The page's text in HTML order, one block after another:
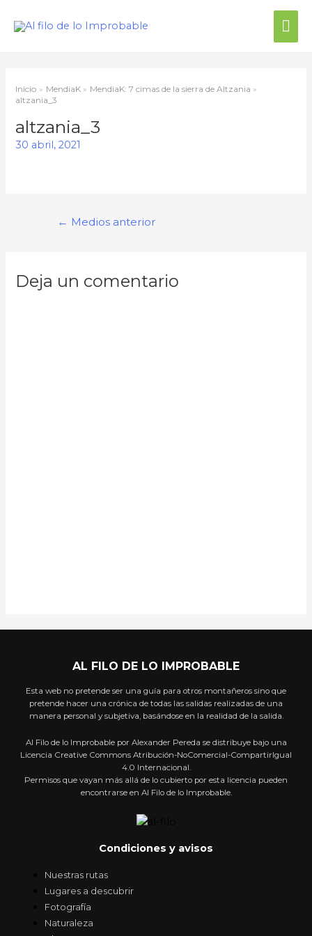
Inicio MendiaK
MendiaK: 7 cimas de la sierra de Altzania
altzania_3
altzania_3
30 abril, 2021
Navegación
← Medios anterior
Deja un comentario
AL FILO DE LO IMPROBABLE
Esta web no pretende ser una guía para otros montañeros sino que
pretende hacer una crónica de todas las salidas realizadas de una
manera personal y subjetiva, basándose en la realidad de la salida.
Al Filo de lo Improbable por Alexander Pereda se distribuye bajo una
Licencia Creative Commons Atribución-NoComercial-CompartirIgual
4.0 Internacional.
Permisos que vayan más allá de lo cubierto por esta licencia pueden
encontrarse en Al Filo de lo Improbable.
Condiciones y avisos
Nuestras rutas
Lugares a descubrir
Fotografía
Naturaleza